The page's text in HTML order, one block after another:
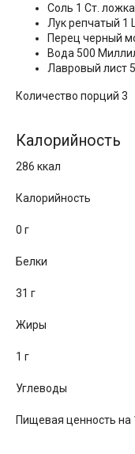
Соль 1 Ст. ложка
Лук репчатый 1
Перец черный
Вода 500
Лавровый лист
Количество порций 3
Калорийность
286 ккал
Калорийность
0 г
Белки
31 г
Жиры
1 г
Углеводы
Пищевая ценность на